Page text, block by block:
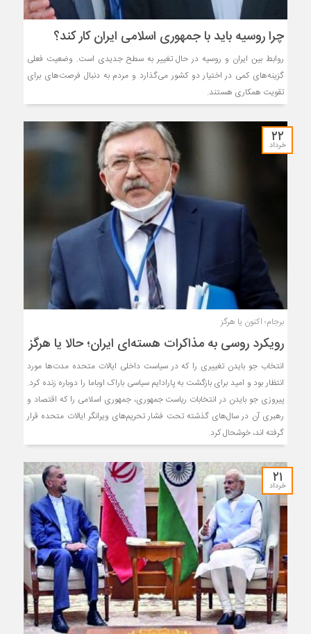
چرا روسیه باید با جمهوری اسلامی ایران کار کند؟
روابط بین ایران و روسیه در حال تغییر به سطح جدیدی است. وضعیت فعلی
گزینه‌های کمی در اختیار دو کشور می‌گذارد و مردم به دنبال فرصت‌های برای
تقویت همکاری هستند.
۲۲
خرداد
برجام؛ اکنون یا هرگز
رویکرد روسی به مذاکرات هسته‌ای ایران؛ حالا یا هرگز
انتخاب جو بایدن تغییری را که در سیاست داخلی ایالات متحده مدت‌ها مورد
انتظار بود و امید برای بازگشت به پارادایم سیاسی باراک اوباما را دوباره زنده کرد.
پیروزی جو بایدن در انتخابات ریاست جمهوری، جمهوری اسلامی را که اقتصاد و
رهبری آن در سال‌های گذشته تحت فشار تحریم‌های ویرانگر ایالات متحده قرار
گرفته اند، خوشحال کرد.
۲۱
خرداد